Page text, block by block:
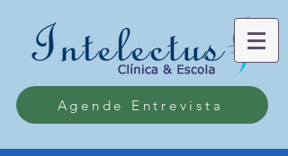
Agende Entrevista